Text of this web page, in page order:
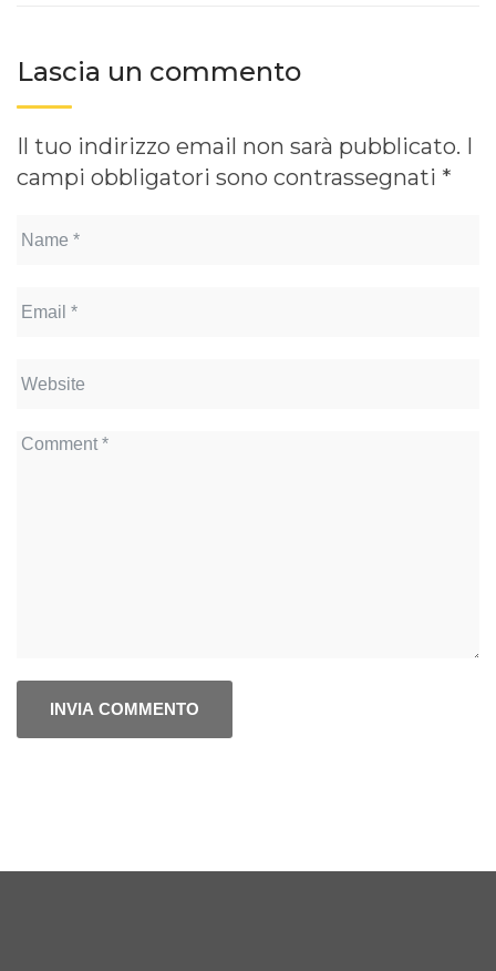
Lascia un commento
Il tuo indirizzo email non sarà pubblicato. I
campi obbligatori sono contrassegnati *